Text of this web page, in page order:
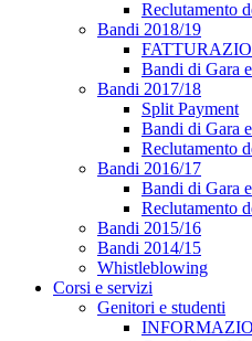
Reclutamento
Bandi 2018/19
Bandi di Gara
Bandi 2017/18
Split Payment
Bandi di Gara
Reclutamento
Bandi 2016/17
Bandi di Gara
Reclutamento
Bandi 2015/16
Bandi 2014/15
Whistleblowing
Corsi e servizi
Genitori e studenti